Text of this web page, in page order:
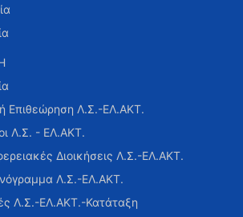
Επιθεώρηση Λ.Σ.-ΕΛ.ΑΚΤ.
Λ.Σ. - ΕΛ.ΑΚΤ.
Διοικήσεις Λ.Σ.-ΕΛ.ΑΚΤ.
Λ.Σ.-ΕΛ.ΑΚΤ.
Λ.Σ.-ΕΛ.ΑΚΤ.-Κατάταξη